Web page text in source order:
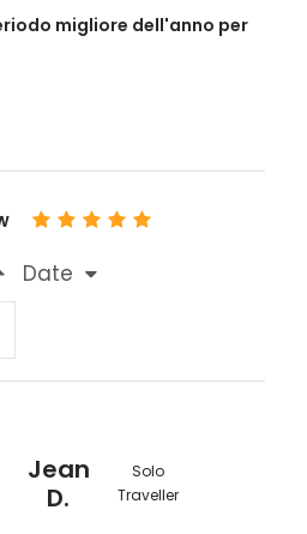
migliore dell'anno per
Date
Jean
D.
Solo
Traveller